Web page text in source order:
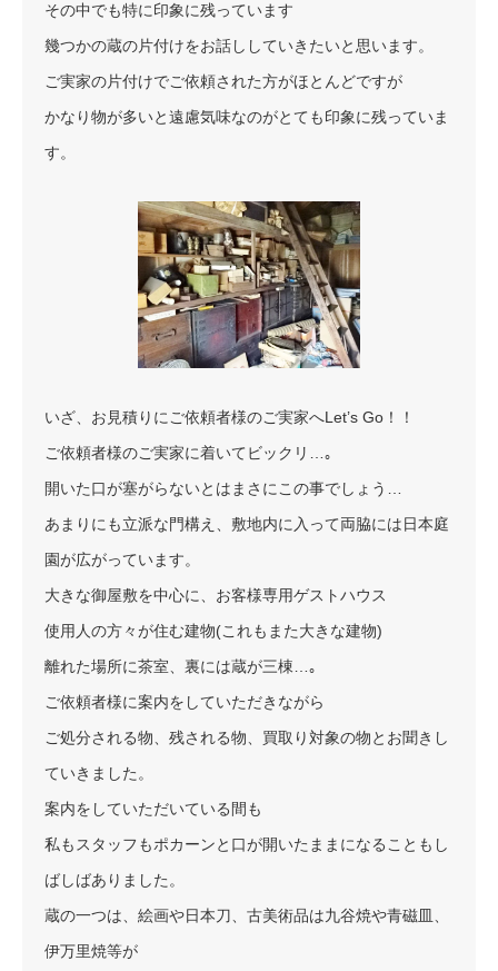
その中でも特に印象に残っています
幾つかの蔵の片付けをお話ししていきたいと思います。
ご実家の片付けでご依頼された方がほとんどですが
かなり物が多いと遠慮気味なのがとても印象に残っていま
す。
いざ、お見積りにご依頼者様のご実家へLet’s Go！！
ご依頼者様のご実家に着いてビックリ…｡
開いた口が塞がらないとはまさにこの事でしょう…
あまりにも立派な門構え、敷地内に入って両脇には日本庭
園が広がっています。
大きな御屋敷を中心に、お客様専用ゲストハウス
使用人の方々が住む建物(これもまた大きな建物)
離れた場所に茶室、裏には蔵が三棟…｡
ご依頼者様に案内をしていただきながら
ご処分される物、残される物、買取り対象の物とお聞きし
ていきました。
案内をしていただいている間も
私もスタッフもポカーンと口が開いたままになることもし
ばしばありました。
蔵の一つは、絵画や日本刀、古美術品は九谷焼や青磁皿、
伊万里焼等が